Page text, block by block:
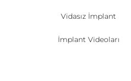
Vidasız İmplant
İmplant Videoları